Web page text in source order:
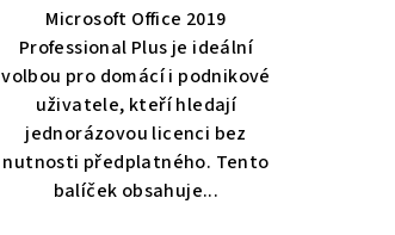
z 5
hvězdiček.
Microsoft Office 2019
Professional Plus je ideální
volbou pro domácí i podnikové
uživatele, kteří hledají
jednorázovou licenci bez
nutnosti předplatného. Tento
balíček obsahuje...